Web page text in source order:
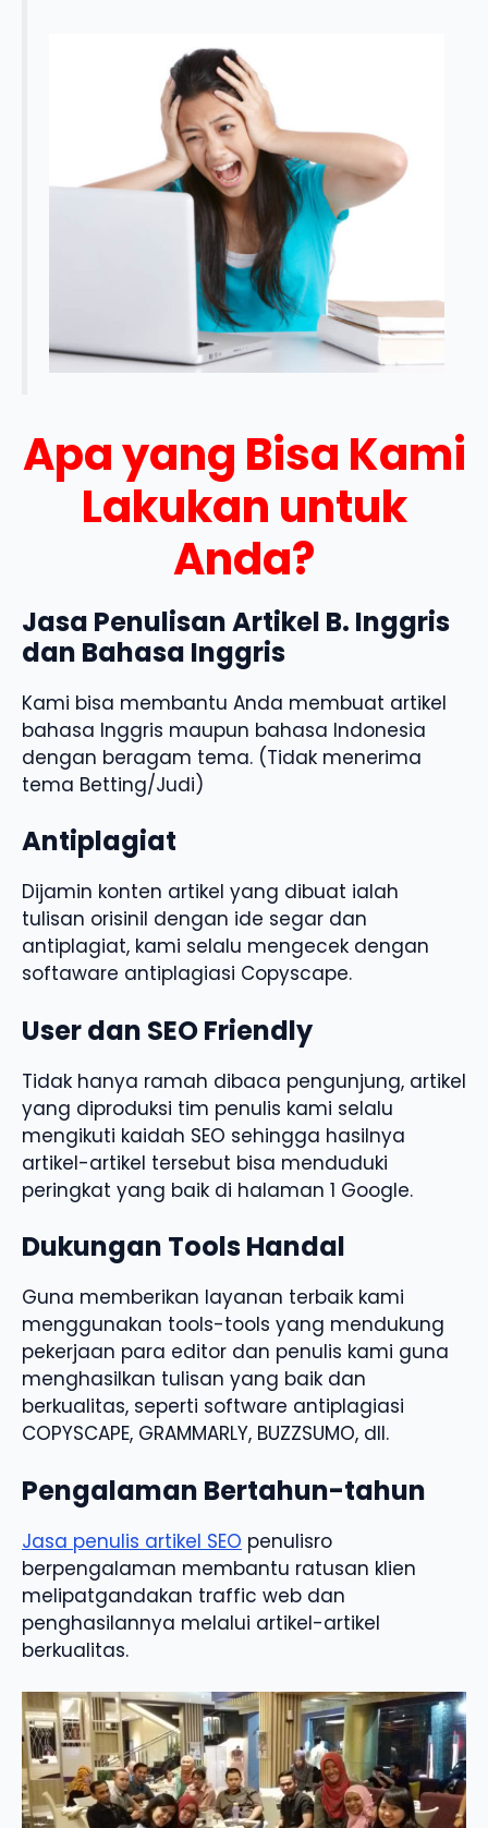
Apa yang Bisa Kami
Lakukan untuk
Anda?
Jasa Penulisan Artikel B. Inggris
dan Bahasa Inggris
Kami bisa membantu Anda membuat artikel
bahasa Inggris maupun bahasa Indonesia
dengan beragam tema. (Tidak menerima
tema Betting/Judi)
Antiplagiat
Dijamin konten artikel yang dibuat ialah
tulisan orisinil dengan ide segar dan
antiplagiat, kami selalu mengecek dengan
softaware antiplagiasi Copyscape.
User dan SEO Friendly
Tidak hanya ramah dibaca pengunjung, artikel
yang diproduksi tim penulis kami selalu
mengikuti kaidah SEO sehingga hasilnya
artikel-artikel tersebut bisa menduduki
peringkat yang baik di halaman 1 Google.
Dukungan Tools Handal
Guna memberikan layanan terbaik kami
menggunakan tools-tools yang mendukung
pekerjaan para editor dan penulis kami guna
menghasilkan tulisan yang baik dan
berkualitas, seperti software antiplagiasi
COPYSCAPE, GRAMMARLY, BUZZSUMO, dll.
Pengalaman Bertahun-tahun
Jasa penulis artikel SEO penulisro
berpengalaman membantu ratusan klien
melipatgandakan traffic web dan
penghasilannya melalui artikel-artikel
berkualitas.